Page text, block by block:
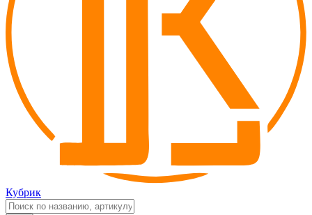
Кубрик